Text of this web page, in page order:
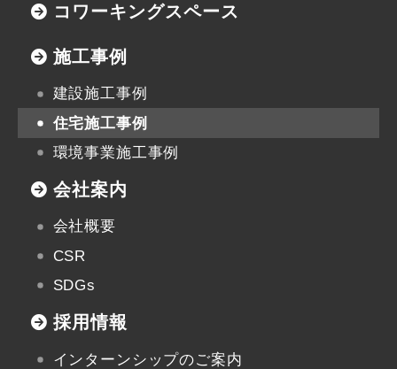
協力業者の皆様へ
〒947-0051
新潟県小千谷市三仏生2533番地
TEL:0258-82-0535
コワーキングスペース
施工事例
建設施工事例
住宅施工事例
環境事業施工事例
会社案内
会社概要
CSR
SDGs
採用情報
インターンシップのご案内